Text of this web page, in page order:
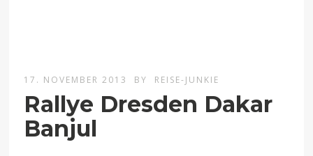
17. NOVEMBER 2013 BY REISE-JUNKIE
Rallye Dresden Dakar
Banjul